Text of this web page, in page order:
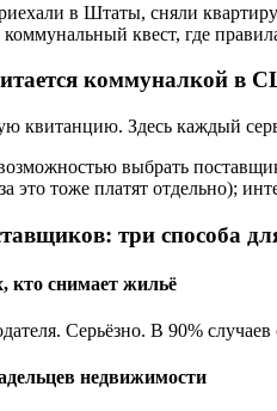
в Штаты, сняли
коммунальный квест, где
коммуналкой в
квитанцию. Здесь каждый
выбрать
это тоже платят отдельно);
три способа
кто снимает жильё
Серьёзно. В 90%
недвижимости